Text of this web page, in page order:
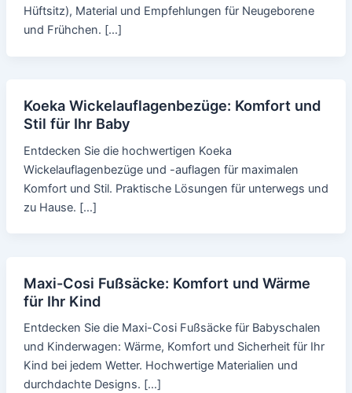
Hüftsitz), Material und Empfehlungen für Neugeborene
und Frühchen. […]
Koeka Wickelauflagenbezüge: Komfort und
Stil für Ihr Baby
Entdecken Sie die hochwertigen Koeka
Wickelauflagenbezüge und -auflagen für maximalen
Komfort und Stil. Praktische Lösungen für unterwegs und
zu Hause. […]
Maxi-Cosi Fußsäcke: Komfort und Wärme
für Ihr Kind
Entdecken Sie die Maxi-Cosi Fußsäcke für Babyschalen
und Kinderwagen: Wärme, Komfort und Sicherheit für Ihr
Kind bei jedem Wetter. Hochwertige Materialien und
durchdachte Designs. […]